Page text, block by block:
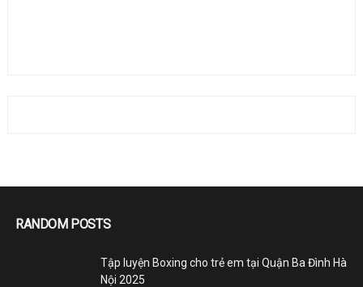
RANDOM POSTS
Tập luyện Boxing cho trẻ em tại Quận Ba Đình Hà
Nội 2025